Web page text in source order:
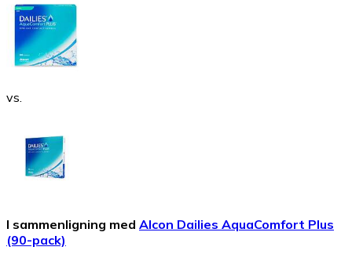
vs.
I sammenligning med Alcon Dailies AquaComfort Plus
(90-pack)